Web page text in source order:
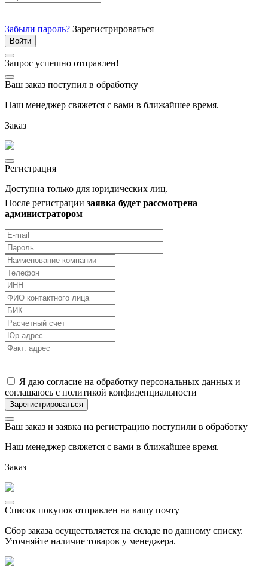
Забыли пароль? Зарегистрироваться
Запрос успешно отправлен!
Ваш заказ поступил в обработку
Наш менеджер свяжется с вами в ближайшее время.
Заказ
Регистрация
Доступна только для юридических лиц.
После регистрации заявка будет рассмотрена
администратором
Я даю согласие на обработку персональных данных и
соглашаюсь с политикой конфиденциальности
Ваш заказ и заявка на регистрацию поступили в обработку
Наш менеджер свяжется с вами в ближайшее время.
Заказ
Список покупок отправлен на вашу почту
Сбор заказа осуществляется на складе по данному списку.
Уточняйте наличие товаров у менеджера.